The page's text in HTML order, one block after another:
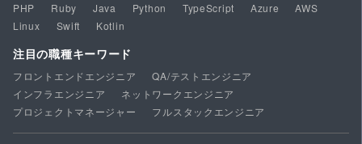
PHP Ruby Java Python TypeScript Azure
AWS
Linux
Swift Kotlin
注目の職種キーワード
フロントエンドエンジニア
QA/テストエンジニア
インフラエンジニア
ネットワークエンジニア
プロジェクトマネージャー
フルスタックエンジニア